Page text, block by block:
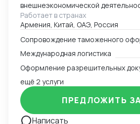
внешнеэкономической
участников международного рынка
Армении. Наш опыт в сфере ВЭД
позволяет нам оказывать
консалтинговые услуги для
выйти на международный рынок.
поможет организовать
Вашей компании в требуемых
организация и внедрение ВЭД с
консультирование и разработка
внедрения ВЭД в компанию
Работает в странах
Армения, Китай, ОАЭ, Россия
Международная логистика
ещё 2 услуги
Написать
ПРЕДЛОЖИТЬ